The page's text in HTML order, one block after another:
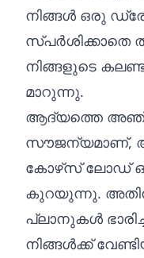
നിങ്ങൾ ഒരു
സ്പർശിക്കാതെ
നിങ്ങളുടെ
മാറുന്നു.
ആദ്യത്തെ
സൗജന്യമാണ്,
കോഴ്‌സ് ലോഡ്
കുറയുന്നു.
പ്ലാനുകൾ
നിങ്ങൾക്ക്